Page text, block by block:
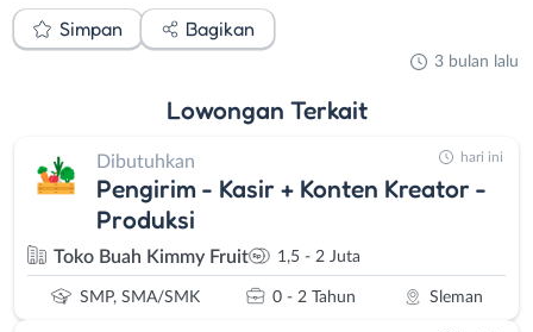
Simpan Bagikan
3 bulan lalu
Lowongan Terkait
Dibutuhkan
Pengirim - Kasir + Konten Kreator -
Produksi
Toko Buah Kimmy Fruit 1,5 - 2 Juta
SMP, SMA/SMK 0 - 2 Tahun Sleman
hari ini